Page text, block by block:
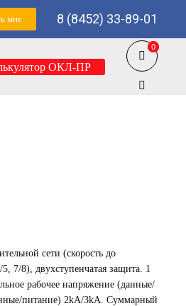
мне 8 (8452) 33-89-01
0
0
ОКЛ-ПР
сети (скорость до
7/8), двухступенчатая защита. 1
рабочее напряжение (данные/
питание) 2kA/3kA. Суммарный